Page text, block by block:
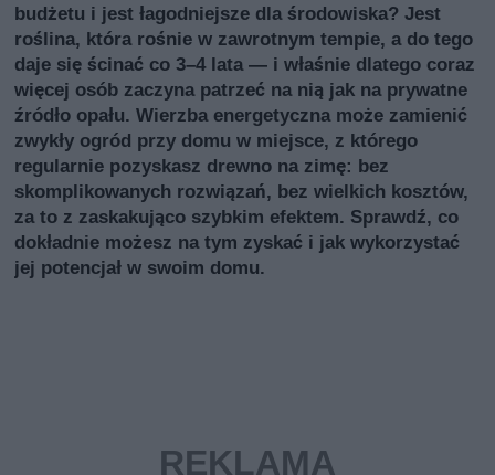
budżetu i jest łagodniejsze dla środowiska? Jest
roślina, która rośnie w zawrotnym tempie, a do tego
daje się ścinać co 3–4 lata — i właśnie dlatego coraz
więcej osób zaczyna patrzeć na nią jak na prywatne
źródło opału. Wierzba energetyczna może zamienić
zwykły ogród przy domu w miejsce, z którego
regularnie pozyskasz drewno na zimę: bez
skomplikowanych rozwiązań, bez wielkich kosztów,
za to z zaskakująco szybkim efektem. Sprawdź, co
dokładnie możesz na tym zyskać i jak wykorzystać
jej potencjał w swoim domu.